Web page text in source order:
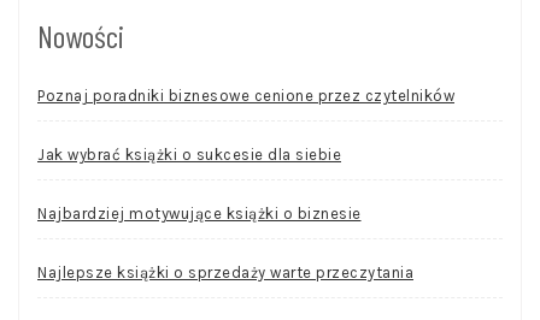
Nowości
Poznaj poradniki biznesowe cenione przez czytelników
Jak wybrać książki o sukcesie dla siebie
Najbardziej motywujące książki o biznesie
Najlepsze książki o sprzedaży warte przeczytania